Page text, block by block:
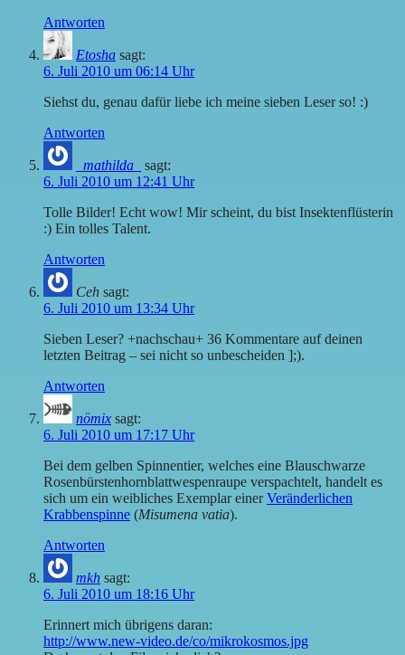
Antworten
Etosha sagt:
6. Juli 2010 um 06:14 Uhr
Siehst du, genau dafür liebe ich meine sieben Leser so! :)
Antworten
_mathilda_
sagt:
6. Juli 2010 um 12:41 Uhr
Tolle Bilder! Echt wow! Mir scheint, du bist Insektenflüsterin
:) Ein tolles Talent.
Antworten
Ceh sagt:
6. Juli 2010 um 13:34 Uhr
Sieben Leser? +nachschau+ 36 Kommentare auf deinen
letzten Beitrag – sei nicht so unbescheiden ];).
Antworten
nömix sagt:
6. Juli 2010 um 17:17 Uhr
Bei dem gelben Spinnentier, welches eine Blauschwarze
Rosenbürstenhornblattwespenraupe verspachtelt, handelt es
sich um ein weibliches Exemplar einerVeränderlichen
Krabbenspinne (Misumena vatia).
Antworten
mkh sagt:
6. Juli 2010 um 18:16 Uhr
Erinnert mich übrigens daran:
http://www.new-video.de/co/mikrokosmos.jpg